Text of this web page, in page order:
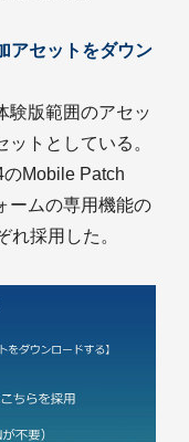
アセットをダウン
験版範囲のアセッ
トとしている。
Mobile Patch
ームの専用機能の
れ採用した。